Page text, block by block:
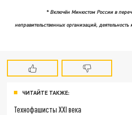
* Включён Минюстом России в
неправительственных организаций,
ЧИТАЙТЕ ТАКЖЕ:
Технофашисты XXI века